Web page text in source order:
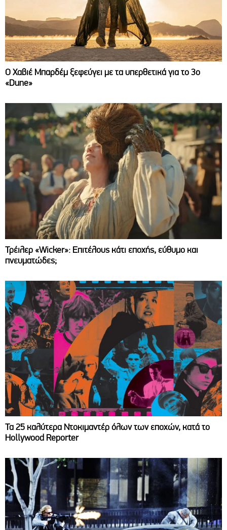
O Χαβιέ Μπαρδέμ ξεφεύγει με τα υπερθετικά για το 3ο
«Dune»
Τρέιλερ «Wicker»: Επιτέλους κάτι εποχής, εύθυμο και
πνευματώδες;
Τα 25 καλύτερα Ντοκιμαντέρ όλων των εποχών, κατά το
Hollywood Reporter